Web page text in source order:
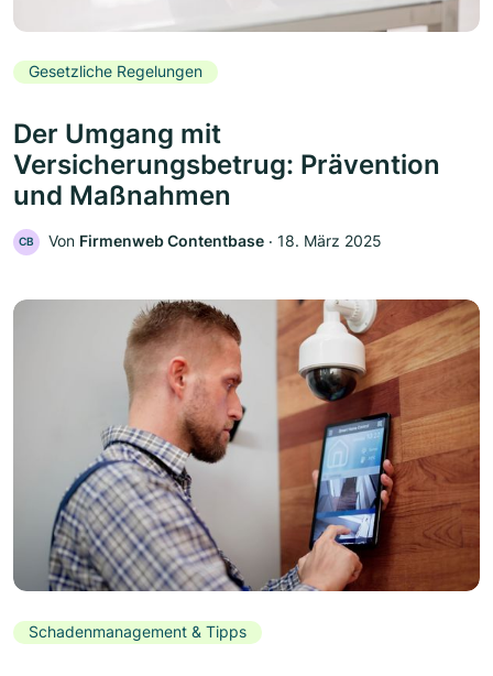
Gesetzliche Regelungen
Der Umgang mit
Versicherungsbetrug: Prävention
und Maßnahmen
CB Von Firmenweb Contentbase ‧ 18. März 2025
Schadenmanagement & Tipps